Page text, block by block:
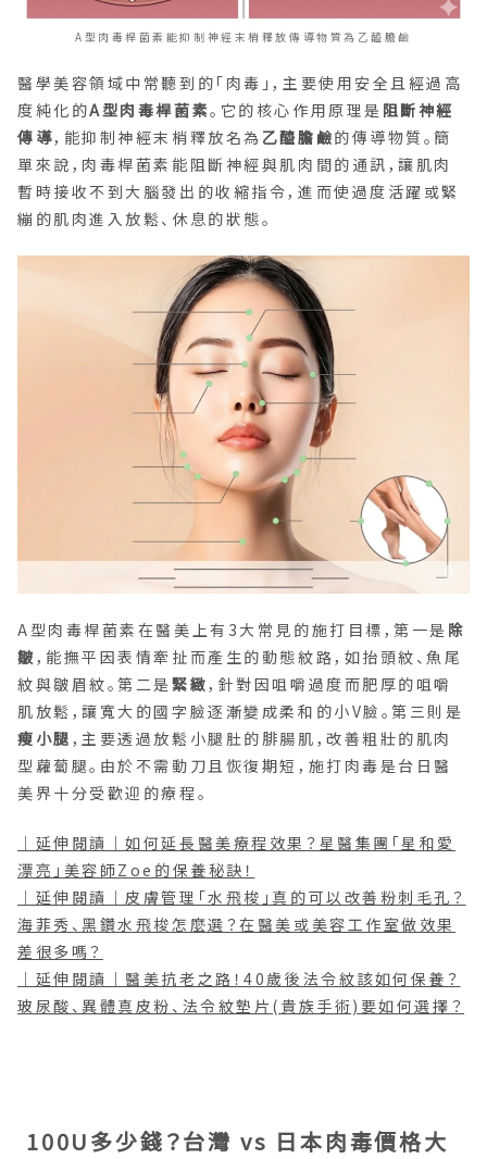
A型肉毒桿菌素能抑制神經末梢釋放傳導物質為乙醯膽鹼
醫學美容領域中常聽到的「肉毒」，主要使用安全且經過高
度純化的A型肉毒桿菌素。它的核心作用原理是 阻斷神經
傳導，能抑制神經末梢釋放名為 乙醯膽鹼的傳導物質。簡
單來說，肉毒桿菌素能阻斷神經與肌肉間的通訊，讓肌肉
暫時接收不到大腦發出的收縮指令，進而使過度活躍或緊
繃的肌肉進入放鬆、休息的狀態。
A型肉毒桿菌素在醫美上有3大常見的施打目標，第一是 除
皺 ，能撫平因表情牽扯而產生的動態紋路，如抬頭紋、魚尾
紋與皺眉紋。第二是緊緻，針對因咀嚼過度而肥厚的咀嚼
肌放鬆，讓寬大的國字臉逐漸變成柔和的小V臉。第三則是
瘦小腿 ，主要透過放鬆小腿肚的腓腸肌，改善粗壯的肌肉
型蘿蔔腿。由於不需動刀且恢復期短，施打肉毒是台日醫
美界十分受歡迎的療程。
｜延伸閱讀｜如何延長醫美療程效果？星醫集團「星和愛
漂亮」美容師Zoe的保養秘訣！
｜延伸閱讀｜皮膚管理「水飛梭」真的可以改善粉刺毛孔？
海菲秀、黑鑽水飛梭怎麼選？在醫美或美容工作室做效果
差很多嗎？
｜延伸閱讀｜醫美抗老之路！40歲後法令紋該如何保養？
玻尿酸、異體真皮粉、法令紋墊片(貴族手術)要如何選擇？
100U多少錢？台灣 vs 日本肉毒價格大